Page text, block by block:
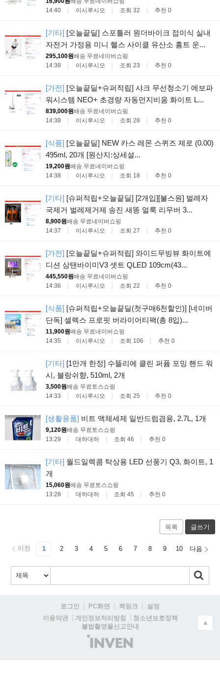
14:40
이시루시오 조회 32 추천 0
[기타] [오늘끝딜] 스포틀러 원더바이크 접이식 실내
자전거 가정용 미니 헬스 사이클 유산소 홈트 운...
295,100원배송 무료네이버쇼핑
14:39
이시루시오 조회 23 추천 0
[가전] [오늘끝딜+슈퍼적립] 샤크 무선청소기 에보파
워시스템 NEO+ 초경량 자동먼지비움 화이트 L...
839,000원배송 무료네이버쇼핑
14:38
이시루시오 조회 28 추천 0
[식품] [오늘끝딜] NEW 카스 레몬 스퀴즈 제로 (0.00)
495ml, 20개 [원산지:상세설...
19,200원배송 무료네이버쇼핑
14:38
이시루시오 조회 18 추천 0
[기타] [슈퍼적립+오늘끝딜] [2개입][불스원] 벌레자
국제거 벌레제거제 송진 새똥 얼룩 리무버 3...
8,900원배송 무료네이버쇼핑
14:37
이시루시오 조회 27 추천 0
[가전] [오늘끝딜+슈퍼적립] 와이드무빙뷰 화이트에
디션 삼탠바이미V3 셋트 QLED 109cm(43...
445,550원배송 무료네이버쇼핑
14:36
이시루시오 조회 22 추천 0
[식품] [슈퍼적립+오늘끝딜(첫구매6천할인)] [네이버
단독] 셀렉스 프로핏 버라이어티팩(총 8입)...
11,900원배송 무료네이버쇼핑
14:35
이시루시오 조회 106 추천 0
[기타] [1만개 한정] 수뜰리에 클린 퍼퓸 포밍 핸드 워
시, 블랑쉬향, 510ml, 2개
3,500원배송 무료토스쇼핑
14:33
이시루시오 조회 25 추천 0
[생활용품] 비트 액체세제 일반드럼겸용, 2.7L, 1개
9,120원배송 무료토스쇼핑
13:29
대하대하 조회 46 추천 0
[기타] 월드일렉콤 탁상용 LED 선풍기 Q3, 화이트, 1
개
15,060원배송 무료토스쇼핑
13:28
대하대하 조회 45 추천 0
목록 글쓰기
이전 1 2 3 4 5 6 7 8 9 10 다음
로그인 PC화면 퀵링크
설정
이용약관
개인정보처리방침
청소년보호정책
불법촬영물신고안내
(주)
인
▲